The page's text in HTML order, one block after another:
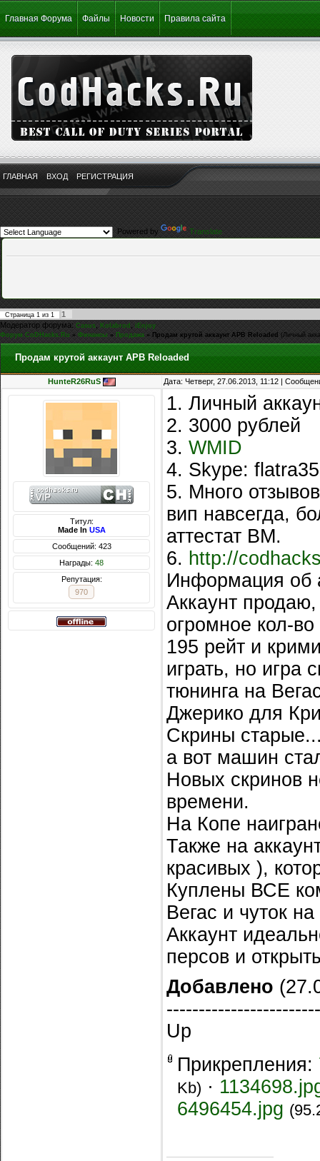
Главная Форума Файлы Новости Правила сайта
ГЛАВНАЯ ВХОД РЕГИСТРАЦИЯ
Powered by Translate
Страница 1 из 1
1
Модератор форума:Casus, Kolabrod,iEnjoy
Форум CoDHacks.Ru » Финансы » Продажа » Продам крутой аккаунт APB Reloaded (Личный
Продам крутой аккаунт APB Reloaded
HunteR26RuS Дата: Четверг, 27.06.2013, 11:12 |
Титул:
Made In USA
Сообщений: 423
Награды: 48
Репутация:
970
1. Личный
2. 3000 рублей
3. WMID
4. Skype:
5. Много
вип навсегда,
аттестат ВМ.
6. http://
Информация об
Аккаунт
огромное кол-
195 рейт и
играть, но игра
тюнинга на
Джерико для
Скрины
а вот машин
Новых скринов
времени.
На Копе
Также на
красивых ),
Куплены ВСЕ
Вегас и чуток
Аккаунт
персов и
Добавлено
Up
Прикрепления:
Kb) ·
6496454.jpg